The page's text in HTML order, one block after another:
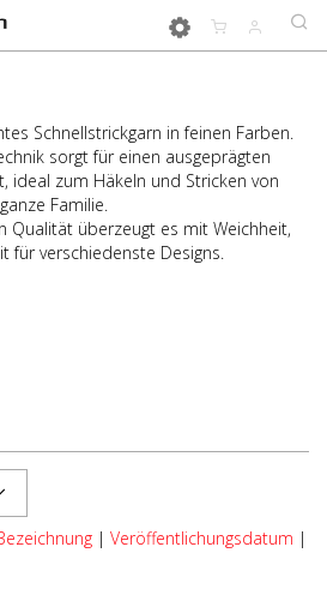
Schnellstrickgarn in feinen Farben.
sorgt für einen ausgeprägten
ideal zum Häkeln und Stricken von
Familie.
Qualität überzeugt es mit Weichheit,
für verschiedenste Designs.
| Veröffentlichungsdatum |